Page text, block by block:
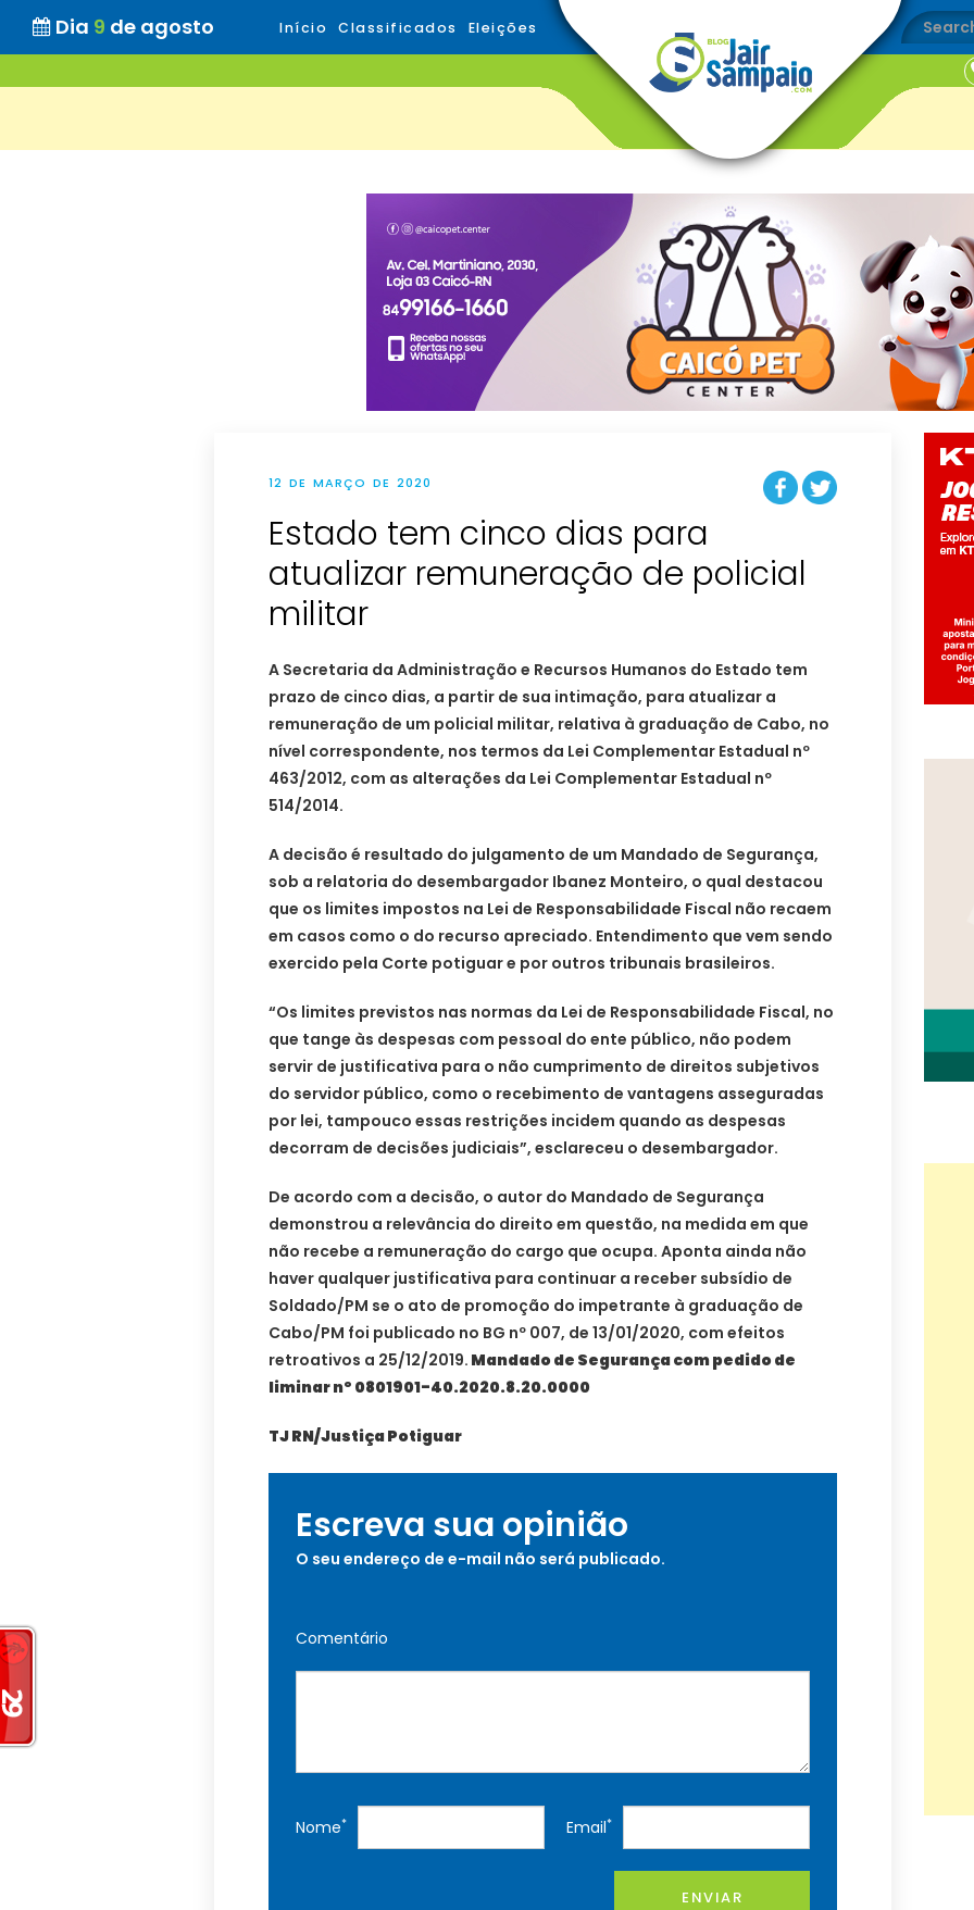
Dia 9 de agosto Início Classificados Eleições
12 DE MARÇO DE 2020
Estado tem cinco dias para
atualizar remuneração de policial
militar
A Secretaria da Administração e Recursos Humanos do Estado tem
prazo de cinco dias, a partir de sua intimação, para atualizar a
remuneração de um policial militar, relativa à graduação de Cabo, no
nível correspondente, nos termos da Lei Complementar Estadual nº
463/2012, com as alterações da Lei Complementar Estadual nº
514/2014.
A decisão é resultado do julgamento de um Mandado de Segurança,
sob a relatoria do desembargador Ibanez Monteiro, o qual destacou
que os limites impostos na Lei de Responsabilidade Fiscal não recaem
em casos como o do recurso apreciado. Entendimento que vem sendo
exercido pela Corte potiguar e por outros tribunais brasileiros.
“Os limites previstos nas normas da Lei de Responsabilidade Fiscal, no
que tange às despesas com pessoal do ente público, não podem
servir de justificativa para o não cumprimento de direitos subjetivos
do servidor público, como o recebimento de vantagens asseguradas
por lei, tampouco essas restrições incidem quando as despesas
decorram de decisões judiciais”, esclareceu o desembargador.
De acordo com a decisão, o autor do Mandado de Segurança
demonstrou a relevância do direito em questão, na medida em que
não recebe a remuneração do cargo que ocupa. Aponta ainda não
haver qualquer justificativa para continuar a receber subsídio de
Soldado/PM se o ato de promoção do impetrante à graduação de
Cabo/PM foi publicado no BG nº 007, de 13/01/2020, com efeitos
retroativos a 25/12/2019. Mandado de Segurança com pedido de
liminar nº 0801901-40.2020.8.20.0000
TJ RN/Justiça Potiguar
Escreva sua opinião
O seu endereço de e-mail não será publicado.
Comentário
Nome* Email*
ENVIAR